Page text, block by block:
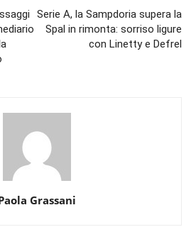
testo
Serie A, la Sampdoria supera la
Spal in rimonta: sorriso ligure
con Linetty e Defrel
Grassani